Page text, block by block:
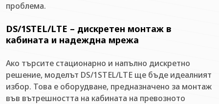
проблема.
DS/1STEL/LTE – дискретен монтаж в
кабината и надеждна мрежа
Ако търсите стационарно и напълно дискретно
решение, моделът DS/1STEL/LTE ще бъде идеалният
избор. Това е оборудване, предназначено за монтаж
във вътрешността на кабината на превозното